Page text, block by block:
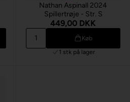
Nathan Aspinall 2024
Spillertrøje - Str. S
449,00 DKK
Køb
1 stk på lager